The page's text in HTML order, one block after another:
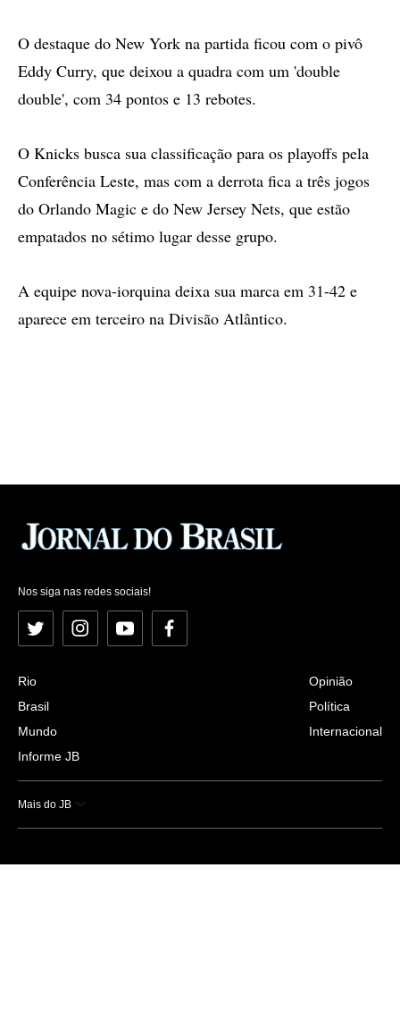
O destaque do New York na partida ficou com o pivô
Eddy Curry, que deixou a quadra com um 'double
double', com 34 pontos e 13 rebotes.
O Knicks busca sua classificação para os playoffs pela
Conferência Leste, mas com a derrota fica a três jogos
do Orlando Magic e do New Jersey Nets, que estão
empatados no sétimo lugar desse grupo.
A equipe nova-iorquina deixa sua marca em 31-42 e
aparece em terceiro na Divisão Atlântico.
Nos siga nas redes sociais!
Twitter InstagramYouTubeFacebook
Rio
Brasil
Mundo
Informe JB
Opinião
Política
Internacional
Mais do JB
Esportes